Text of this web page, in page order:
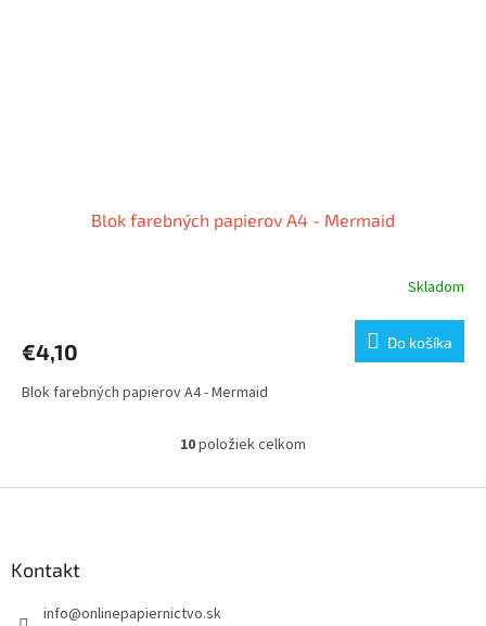
Blok farebných papierov A4 - Mermaid
Skladom
€4,10 Do košíka
Blok farebných papierov A4 - Mermaid
O
l
10položiek celkom
Kontakt
info@onlinepapiernictvo.sk